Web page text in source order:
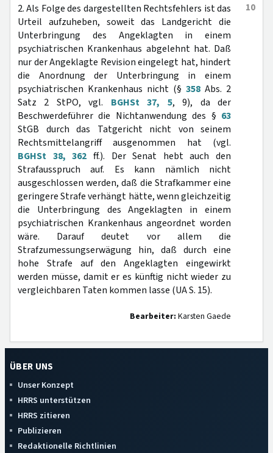
10
2. Als Folge des dargestellten Rechtsfehlers ist das
Urteil aufzuheben, soweit das Landgericht die
Unterbringung des Angeklagten in einem
psychiatrischen Krankenhaus abgelehnt hat. Daß
nur der Angeklagte Revision eingelegt hat, hindert
die Anordnung der Unterbringung in einem
psychiatrischen Krankenhaus nicht (§ 358 Abs. 2
Satz 2 StPO, vgl. BGHSt 37, 5, 9), da der
Beschwerdeführer die Nichtanwendung des § 63
StGB durch das Tatgericht nicht von seinem
Rechtsmittelangriff ausgenommen hat (vgl.
BGHSt 38, 362 ff.). Der Senat hebt auch den
Strafausspruch auf. Es kann nämlich nicht
ausgeschlossen werden, daß die Strafkammer eine
geringere Strafe verhängt hätte, wenn gleichzeitig
die Unterbringung des Angeklagten in einem
psychiatrischen Krankenhaus angeordnet worden
wäre. Darauf deutet vor allem die
Strafzumessungserwägung hin, daß durch eine
hohe Strafe auf den Angeklagten eingewirkt
werden müsse, damit er es künftig nicht wieder zu
vergleichbaren Taten kommen lasse (UA S. 15).
Bearbeiter: Karsten Gaede
ÜBER UNS
Unser Konzept
HRRS unterstützen
HRRS zitieren
Publizieren
Redaktionelle Richtlinien